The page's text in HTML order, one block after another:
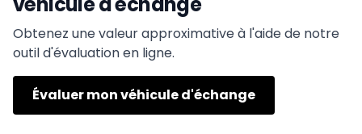
Obtenez une valeur approximative à l'aide de notre
outil d'évaluation en ligne.
Évaluer mon véhicule d'échange